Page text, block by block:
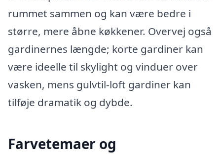
rummet sammen og kan være bedre i
større, mere åbne køkkener. Overvej også
gardinernes længde; korte gardiner kan
være ideelle til skylight og vinduer over
vasken, mens gulvtil-loft gardiner kan
tilføje dramatik og dybde.
Farvetemaer og